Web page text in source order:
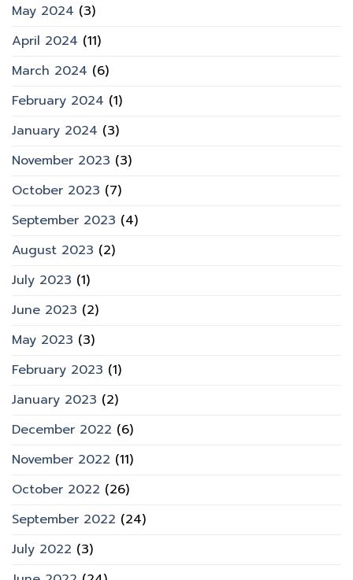
May 2024 (3)
April 2024 (11)
March 2024 (6)
February 2024 (1)
January 2024 (3)
November 2023 (3)
October 2023 (7)
September 2023 (4)
August 2023 (2)
July 2023 (1)
June 2023 (2)
May 2023 (3)
February 2023 (1)
January 2023 (2)
December 2022 (6)
November 2022 (11)
October 2022 (26)
September 2022 (24)
July 2022 (3)